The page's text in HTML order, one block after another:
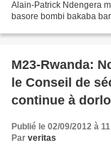
Alain-Patrick Ndengera
basore bombi bakaba
M23-Rwanda:
le Conseil de
continue à
Publié le 02/09/2012 à
Par veritas